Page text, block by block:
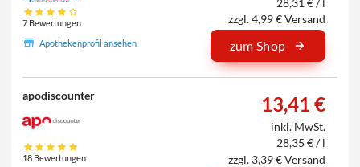
7 Bewertungen
Apothekenprofil ansehen
zzgl. 4,99 € Versand
zum Shop
apodiscounter
18 Bewertungen
13,41 €
inkl. MwSt.
28,35 € / l
zzgl. 3,39 € Versand